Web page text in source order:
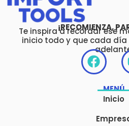
¡RECOMIENZA,
Te inspira a recordar ese
inicio todo y que cada
F
a
c
e
o
MENÚ
Inicio